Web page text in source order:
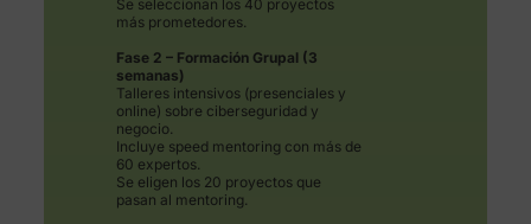
Se seleccionan los 40 proyectos
más prometedores.
Fase 2 – Formación Grupal (3
semanas)
Talleres intensivos (presenciales y
online) sobre ciberseguridad y
negocio.
Incluye speed mentoring con más de
60 expertos.
Se eligen los 20 proyectos que
pasan al mentoring.